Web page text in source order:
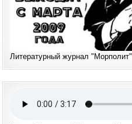
Литературный журнал "Морполит"